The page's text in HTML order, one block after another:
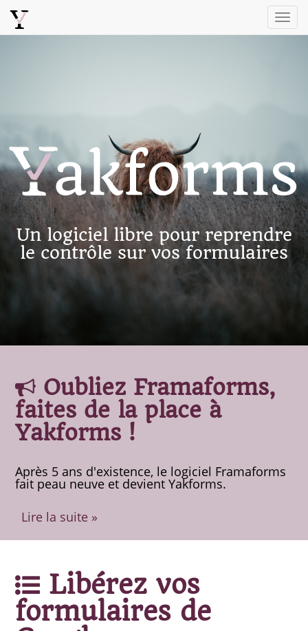
Un logiciel libre pour reprendre
le contrôle sur vos formulaires
Oubliez Framaforms,
faites de la place à
Yakforms !
Après 5 ans d'existence, le logiciel Framaforms
fait peau neuve et devient Yakforms.
Lire la suite »
Libérez vos
formulaires de